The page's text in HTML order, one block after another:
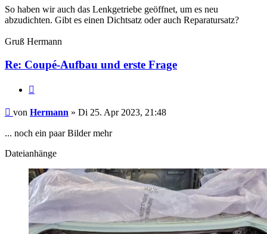
So haben wir auch das Lenkgetriebe geöffnet, um es neu
abzudichten. Gibt es einen Dichtsatz oder auch Reparatursatz?
Gruß Hermann
Re: Coupé-Aufbau und erste Frage
von Hermann » Di 25. Apr 2023, 21:48
... noch ein paar Bilder mehr
Dateianhänge